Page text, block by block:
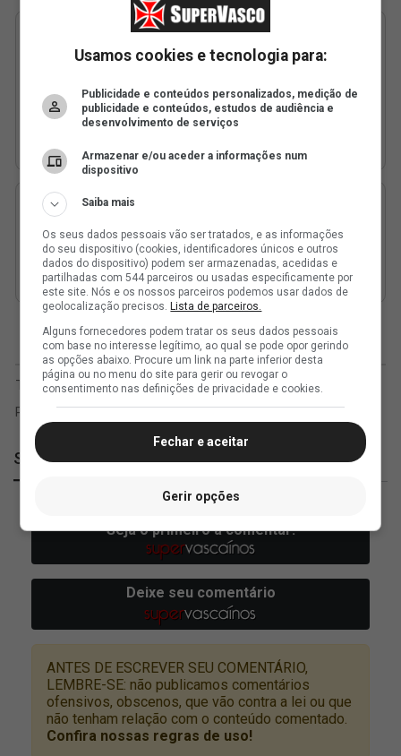
SuperVasco
Usamos cookies e tecnologia para:
Publicidade e conteúdos personalizados, medição de
publicidade e conteúdos, estudos de audiência e
desenvolvimento de serviços
Armazenar e/ou aceder a informações num
dispositivo
Saiba mais
Os seus dados pessoais vão ser tratados, e as informações
do seu dispositivo (cookies, identificadores únicos e outros
dados do dispositivo) podem ser armazenadas, acedidas e
partilhadas com 544 parceiros ou usadas especificamente por
este site. Nós e os nossos parceiros podemos usar dados de
geolocalização precisos. Lista de parceiros.
Alguns fornecedores podem tratar os seus dados pessoais
com base no interesse legítimo, ao qual se pode opor gerindo
as opções abaixo. Procure um link na parte inferior desta
página ou no menu do site para gerir ou revogar o
consentimento nas definições de privacidade e cookies.
Fechar e aceitar
Gerir opções